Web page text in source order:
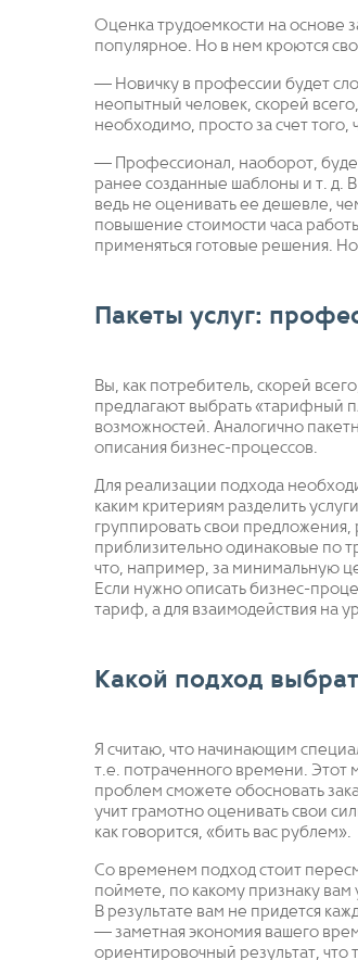
Оценка трудоемкости на основе
популярное. Но в нем кроются
— Новичку в профессии будет
неопытный человек, скорей
необходимо, просто за счет того,
— Профессионал, наоборот,
ранее созданные шаблоны и т. д.
ведь не оценивать ее дешевле,
повышение стоимости часа
применяться готовые решения.
Пакеты услуг:
Вы, как потребитель, скорей
предлагают выбрать «тарифный
возможностей. Аналогично
описания бизнес-процессов.
Для реализации подхода
каким критериям разделить
группировать свои
приблизительно одинаковые по
что, например, за минимальную
Если нужно описать бизнес-
тариф, а для взаимодействия на
Какой подход
Я считаю, что начинающим
т.е. потраченного времени.
проблем сможете обосновать
учит грамотно оценивать свои
как говорится, «бить вас рублем».
Со временем подход стоит
поймете, по какому признаку вам
В результате вам не придется
— заметная экономия вашего
ориентировочный результат, что